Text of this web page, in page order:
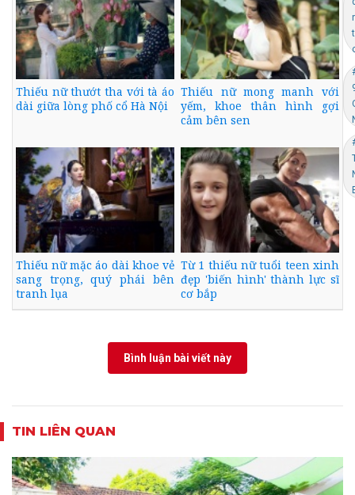
Thiếu nữ thướt tha với tà áo
dài giữa lòng phố cổ Hà Nội
Thiếu nữ mong manh với
yếm, khoe thân hình gợi
cảm bên sen
Thiếu nữ mặc áo dài khoe vẻ
sang trọng, quý phái bên
tranh lụa
Từ 1 thiếu nữ tuổi teen xinh
đẹp 'biến hình' thành lực sĩ
cơ bắp
Bình luận bài viết này
TIN LIÊN QUAN